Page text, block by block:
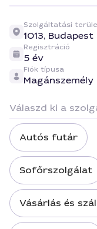
Szolgáltatási
1013, Budapest
Regisztráció
5 év
Fiók típusa
Magánszemély
Válaszd ki a
Autós futár
Sofőrszolgálat
Vásárlás és